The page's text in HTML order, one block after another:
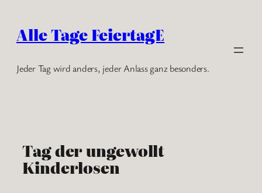
Inhalt
springen
Alle Tage FeiertagE
Jeder Tag wird anders, jeder Anlass ganz besonders.
Tag der ungewollt
Kinderlosen